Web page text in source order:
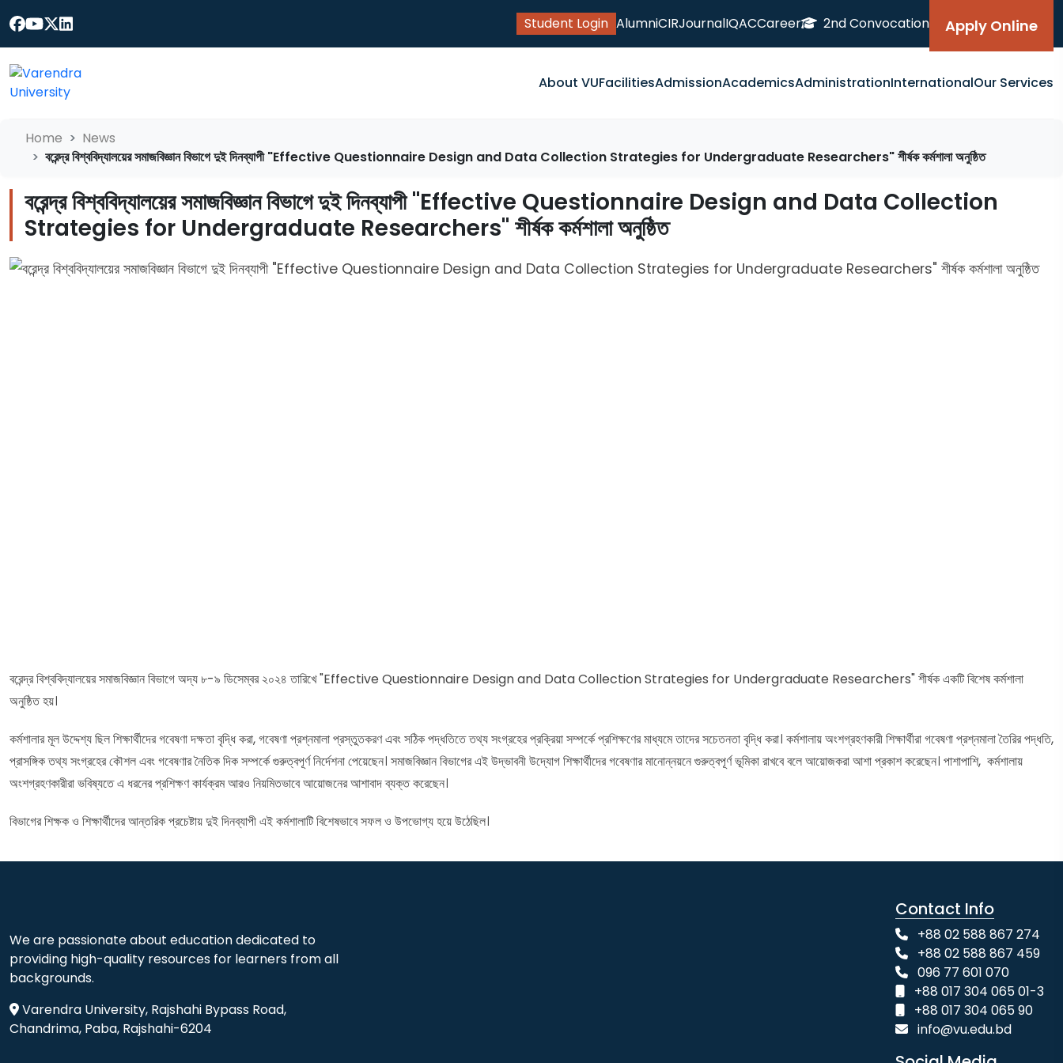
Student Login AlumniCIRJournalIQACCareer 2nd Convocation Apply Online
About VUFacilitiesAdmissionAcademicsAdministrationInternationalOur Services
Home
News
বরেন্দ্র বিশ্ববিদ্যালয়ের সমাজবিজ্ঞান বিভাগে দুই দিনব্যাপী "Effective Questionnaire Design and Data Collection Strategies for Undergraduate Researchers" শীর্ষক কর্মশালা অনুষ্ঠিত
বরেন্দ্র বিশ্ববিদ্যালয়ের সমাজবিজ্ঞান বিভাগে দুই দিনব্যাপী "Effective Questionnaire Design and Data Collection
Strategies for Undergraduate Researchers" শীর্ষক কর্মশালা অনুষ্ঠিত
বরেন্দ্র বিশ্ববিদ্যালয়ের সমাজবিজ্ঞান বিভাগে অদ্য ৮-৯ ডিসেম্বর ২০২৪ তারিখে "Effective Questionnaire Design and Data Collection Strategies for Undergraduate Researchers" শীর্ষক একটি বিশেষ কর্মশালা
অনুষ্ঠিত হয়।
কর্মশালার মূল উদ্দেশ্য ছিল শিক্ষার্থীদের গবেষণা দক্ষতা বৃদ্ধি করা, গবেষণা প্রশ্নমালা প্রস্তুতকরণ এবং সঠিক পদ্ধতিতে তথ্য সংগ্রহের প্রক্রিয়া সম্পর্কে প্রশিক্ষণের মাধ্যমে তাদের সচেতনতা বৃদ্ধি করা। কর্মশালায় অংশগ্রহণকারী শিক্ষার্থীরা গবেষণা প্রশ্নমালা তৈরির পদ্ধতি,
প্রাসঙ্গিক তথ্য সংগ্রহের কৌশল এবং গবেষণার নৈতিক দিক সম্পর্কে গুরুত্বপূর্ণ নির্দেশনা পেয়েছেন। সমাজবিজ্ঞান বিভাগের এই উদ্ভাবনী উদ্যোগ শিক্ষার্থীদের গবেষণার মানোন্নয়নে গুরুত্বপূর্ণ ভূমিকা রাখবে বলে আয়োজকরা আশা প্রকাশ করেছেন। পাশাপাশি, কর্মশালায়
অংশগ্রহণকারীরা ভবিষ্যতে এ ধরনের প্রশিক্ষণ কার্যক্রম আরও নিয়মিতভাবে আয়োজনের আশাবাদ ব্যক্ত করেছেন।
বিভাগের শিক্ষক ও শিক্ষার্থীদের আন্তরিক প্রচেষ্টায় দুই দিনব্যাপী এই কর্মশালাটি বিশেষভাবে সফল ও উপভোগ্য হয়ে উঠেছিল।
We are passionate about education dedicated to
providing high-quality resources for learners from all
backgrounds.
Varendra University, Rajshahi Bypass Road,
Chandrima, Paba, Rajshahi-6204
Contact Info
+88 02 588 867 274
+88 02 588 867 459
096 77 601 070
+88 017 304 065 01-3
+88 017 304 065 90
info@vu.edu.bd